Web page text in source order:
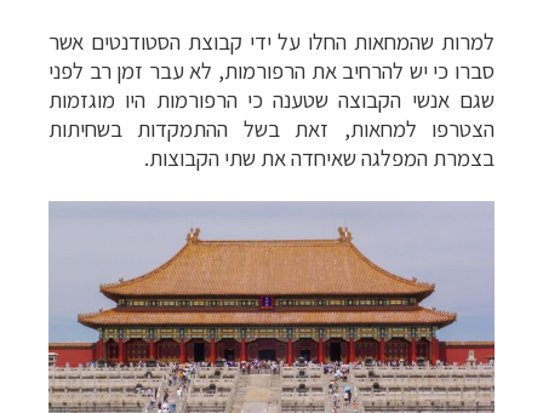
למרות שהמחאות החלו על ידי קבוצת הסטודנטים אשר
סברו כי יש להרחיב את הרפורמות, לא עבר זמן רב לפני
שגם אנשי הקבוצה שטענה כי הרפורמות היו מוגזמות
הצטרפו למחאות, זאת בשל ההתמקדות בשחיתות
בצמרת המפלגה שאיחדה את שתי הקבוצות.